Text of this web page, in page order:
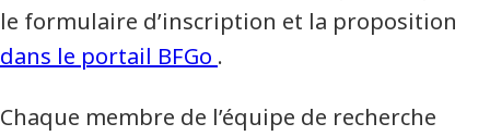
le formulaire d’inscription et la proposition
dans le portail BFGo .
Chaque membre de l’équipe de recherche